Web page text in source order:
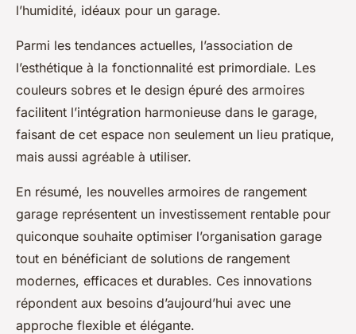
l’humidité, idéaux pour un garage.
Parmi les tendances actuelles, l’association de
l’esthétique à la fonctionnalité est primordiale. Les
couleurs sobres et le design épuré des armoires
facilitent l’intégration harmonieuse dans le garage,
faisant de cet espace non seulement un lieu pratique,
mais aussi agréable à utiliser.
En résumé, les nouvelles armoires de rangement
garage représentent un investissement rentable pour
quiconque souhaite optimiser l’organisation garage
tout en bénéficiant de solutions de rangement
modernes, efficaces et durables. Ces innovations
répondent aux besoins d’aujourd’hui avec une
approche flexible et élégante.